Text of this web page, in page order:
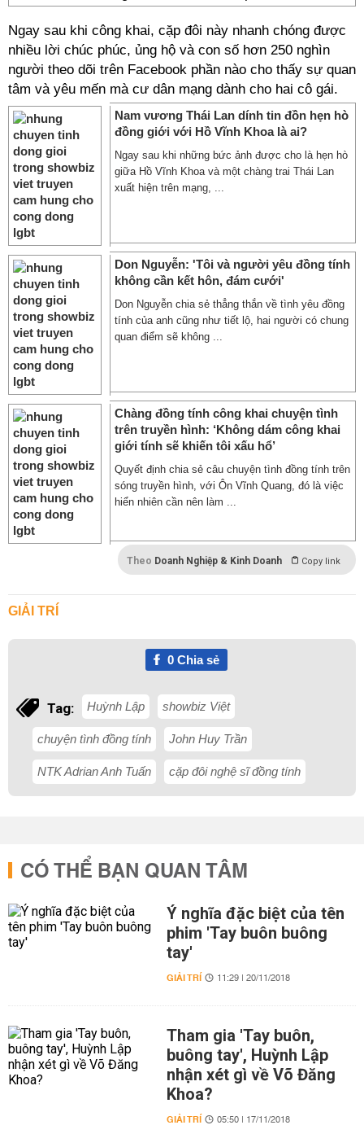
Ngay sau khi công khai, cặp đôi này nhanh chóng được
nhiều lời chúc phúc, ủng hộ và con số hơn 250 nghìn
người theo dõi trên Facebook phần nào cho thấy sự quan
tâm và yêu mến mà cư dân mạng dành cho hai cô gái.
Nam vương Thái Lan dính tin đồn hẹn hò
đồng giới với Hồ Vĩnh Khoa là ai?
Ngay sau khi những bức ảnh được cho là hẹn hò
giữa Hồ Vĩnh Khoa và một chàng trai Thái Lan
xuất hiện trên mạng, ...
Don Nguyễn: 'Tôi và người yêu đồng tính
không cần kết hôn, đám cưới'
Don Nguyễn chia sẻ thẳng thắn về tình yêu đồng
tính của anh cũng như tiết lộ, hai người có chung
quan điểm sẽ không ...
Chàng đồng tính công khai chuyện tình
trên truyền hình: ‘Không dám công khai
giới tính sẽ khiến tôi xấu hổ’
Quyết định chia sẻ câu chuyện tình đồng tính trên
sóng truyền hình, với Ôn Vĩnh Quang, đó là việc
hiển nhiên cần nên làm ...
Theo Doanh Nghiệp & Kinh Doanh Copy link
GIẢI TRÍ
0Chia sẻ
Tag: Huỳnh Lập showbiz Việt
chuyện tình đồng tính John Huy Trần
NTK Adrian Anh Tuấn cặp đôi nghệ sĩ đồng tính
CÓ THỂ BẠN QUAN TÂM
Ý nghĩa đặc biệt của tên
phim 'Tay buôn buông
tay'
GIẢI TRÍ 11:29 | 20/11/2018
Tham gia 'Tay buôn,
buông tay', Huỳnh Lập
nhận xét gì về Võ Đăng
Khoa?
GIẢI TRÍ 05:50 | 17/11/2018